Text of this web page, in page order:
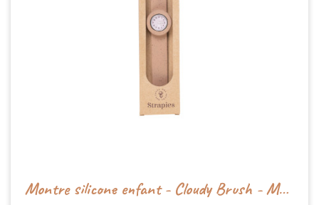
Montre silicone enfant - Cloudy Brush - Mrs Ertha